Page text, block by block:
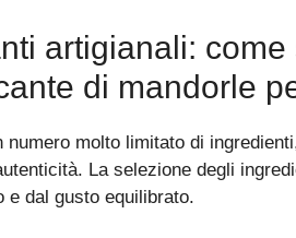
artigianali: come
di mandorle
numero molto limitato di
La selezione degli
e dal gusto equilibrato.